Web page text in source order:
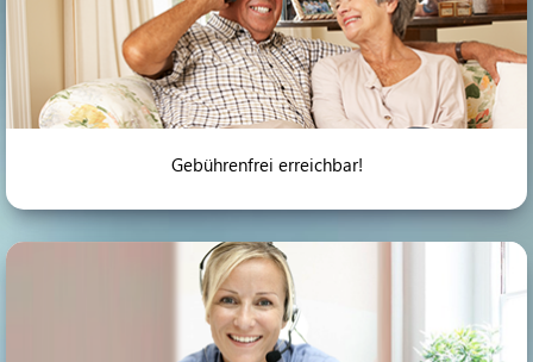
Gebührenfrei erreichbar!